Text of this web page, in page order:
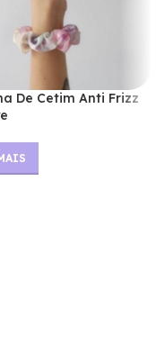
De Cetim Anti Frizz